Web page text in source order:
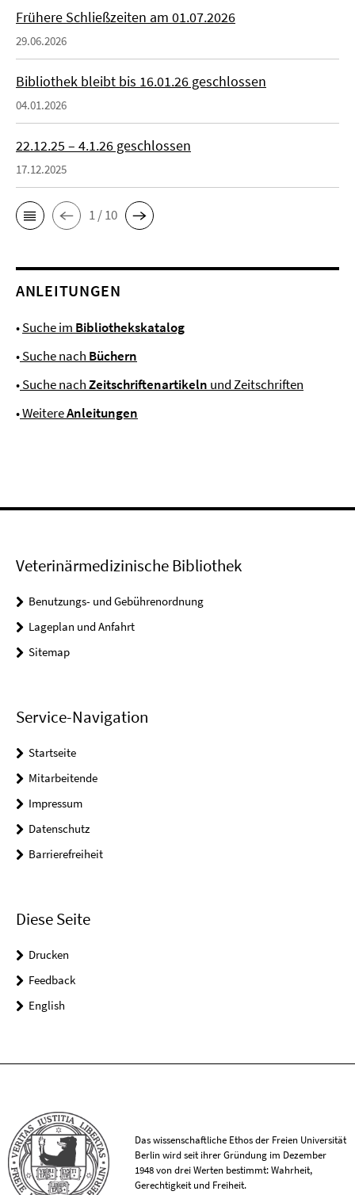
Frühere Schließzeiten am 01.07.2026
29.06.2026
Bibliothek bleibt bis 16.01.26 geschlossen
04.01.2026
22.12.25 – 4.1.26 geschlossen
17.12.2025
1 / 10
ANLEITUNGEN
•Suche im Bibliothekskatalog
•Suche nach Büchern
•Suche nachZeitschriftenartikeln und Zeitschriften
•WeitereAnleitungen
Veterinärmedizinische Bibliothek
Benutzungs- und Gebührenordnung
Lageplan und Anfahrt
Sitemap
Service-Navigation
Startseite
Mitarbeitende
Impressum
Datenschutz
Barrierefreiheit
Diese Seite
Drucken
Feedback
English
Das wissenschaftliche Ethos der Freien Universität
Berlin wird seit ihrer Gründung im Dezember
1948 von drei Werten bestimmt: Wahrheit,
Gerechtigkeit und Freiheit.